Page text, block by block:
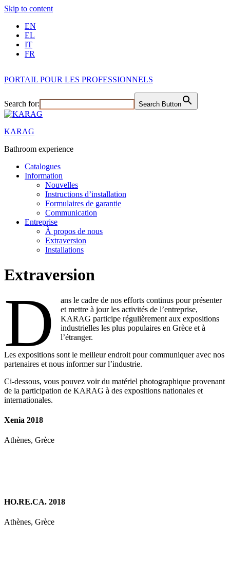
Skip to content
EN
EL
IT
FR
PORTAIL POUR LES PROFESSIONNELS
Search for: Search Button
KARAG
Bathroom experience
Catalogues
Information
Nouvelles
Instructions d’installation
Formulaires de garantie
Communication
Entreprise
À propos de nous
Extraversion
Installations
Extraversion
D
ans le cadre de nos efforts continus pour présenter
et mettre à jour les activités de l’entreprise,
KARAG participe régulièrement aux expositions
industrielles les plus populaires en Grèce et à
l’étranger.
Les expositions sont le meilleur endroit pour communiquer avec nos
partenaires et nous informer sur l’industrie.
Ci-dessous, vous pouvez voir du matériel photographique provenant
de la participation de KARAG à des expositions nationales et
internationales.
Xenia 2018
Athènes, Grèce
HO.RE.CA. 2018
Athènes, Grèce